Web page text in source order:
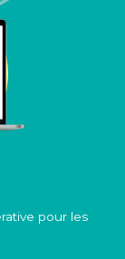
pour les